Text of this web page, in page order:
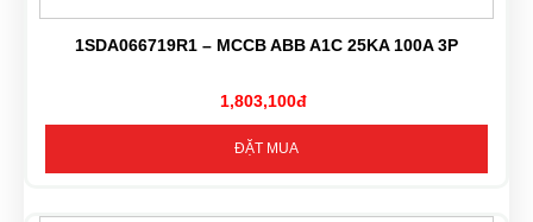
1SDA066719R1 – MCCB ABB A1C 25KA 100A 3P
1,803,100đ
ĐẶT MUA